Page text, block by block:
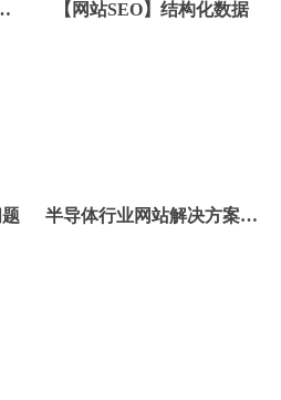
【网站SEO】结构化数据
半导体行业网站解决方案和